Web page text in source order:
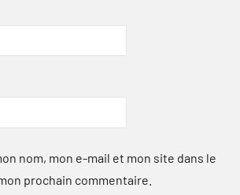
nom, mon e-mail et mon site dans le
prochain commentaire.